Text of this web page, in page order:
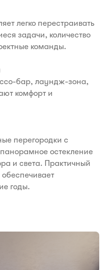
легко перестраивать
задачи, количество
команды.
бар, лаундж-зона,
комфорт и
перегородки с
остекление
и света. Практичный
годы.